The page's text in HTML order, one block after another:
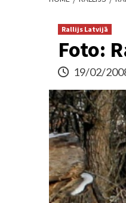
Rallijs Latvijā
Foto:
19/02/